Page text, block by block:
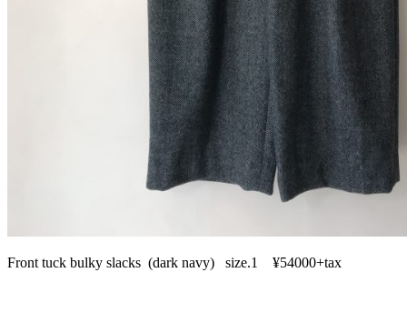
Front tuck bulky slacks (dark navy) size.1 ¥54000+tax